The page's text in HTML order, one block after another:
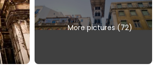
More pictures (72)